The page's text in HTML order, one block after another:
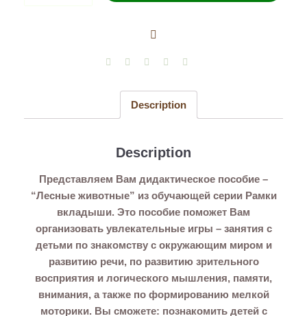
Description
Description
Представляем Вам дидактическое пособие –
“Лесные животные” из обучающей серии Рамки
вкладыши. Это пособие поможет Вам
организовать увлекательные игры – занятия с
детьми по знакомству с окружающим миром и
развитию речи, по развитию зрительного
восприятия и логического мышления, памяти,
внимания, а также по формированию мелкой
моторики. Вы сможете: познакомить детей с